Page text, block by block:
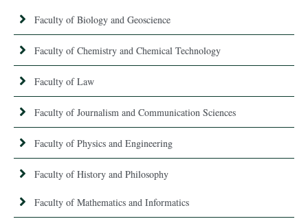
Faculty of Biology and Geoscience
Faculty of Chemistry and Chemical Technology
Faculty of Law
Faculty of Journalism and Communication Sciences
Faculty of Physics and Engineering
Faculty of History and Philosophy
Faculty of Mathematics and Informatics